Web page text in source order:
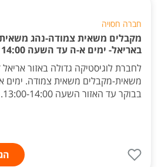
חברה חסויה
באריאל- ימים א-ה עד השעה 14:00
לחברת לוגיסטיקה גדולה באזור
בבוקר עד האזור השעה 13:00-14:00. התפ...